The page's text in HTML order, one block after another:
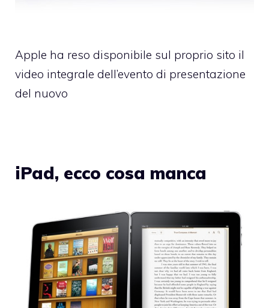
Apple ha reso disponibile sul proprio sito il
video integrale dell’evento di presentazione
del nuovo
iPad, ecco cosa manca